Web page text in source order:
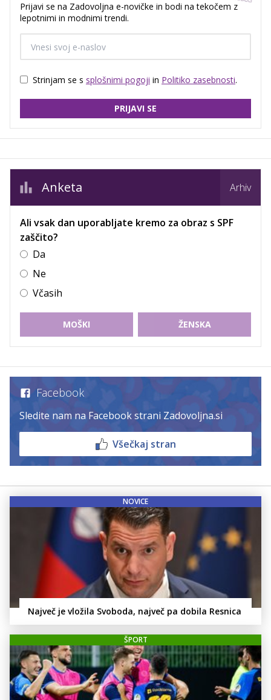
Prijavi se na Zadovoljna e-novičke in bodi na tekočem z
lepotnimi in modnimi trendi.
Strinjam se s splošnimi pogoji in Politiko zasebnosti.
PRIJAVI SE
Anketa Arhiv
Ali vsak dan uporabljate kremo za obraz s SPF
zaščito?
Da
Ne
Včasih
MOŠKI ŽENSKA
Facebook
Sledite nam na Facebook strani Zadovoljna.si
Všečkaj stran
NOVICE
Največ je vložila Svoboda, največ pa dobila Resnica
ŠPORT